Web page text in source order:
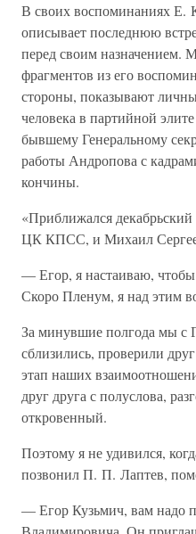
В своих воспоминаниях Е.
описывает последнюю
перед своим назначением.
фрагментов из его
стороны, показывают
человека в партийной
бывшему Генеральному
работы Андропова с
кончины.
«Приближался
ЦК КПСС, и Михаил
— Егор, я настаиваю,
Скоро Пленум, я над этим
За минувшие полгода мы с
сблизились, проверили
этап наших
друг друга с полуслова,
откровенный.
Поэтому я не удивился,
позвонил П. П. Лаптев,
— Егор Кузьмич, вам надо